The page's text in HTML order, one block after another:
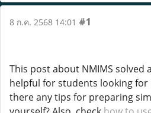
8 ก.ค. 2568 14:01 #1
This post about NMIMS solved
helpful for students looking
there any tips for preparing